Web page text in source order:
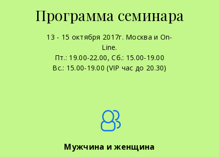
Программа семинара
13 - 15 октября 2017г. Москва и On-
Line.
Пт.: 19.00-22.00, Сб.: 15.00-19.00
Вс.: 15.00-19.00 (VIP час до 20.30)
Мужчина и женщина